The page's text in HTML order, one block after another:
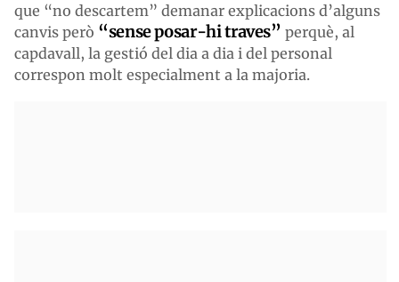
que “no descartem” demanar explicacions d’alguns
canvis però “sense posar-hi traves” perquè, al
capdavall, la gestió del dia a dia i del personal
correspon molt especialment a la majoria.